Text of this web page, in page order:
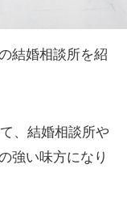
結婚相談所を紹
、結婚相談所や
強い味方になり